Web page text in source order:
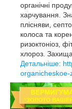
органічні
харчування.
плісняви,
колоса та
ризоктоніоз,
хлороз.
Детальніше: